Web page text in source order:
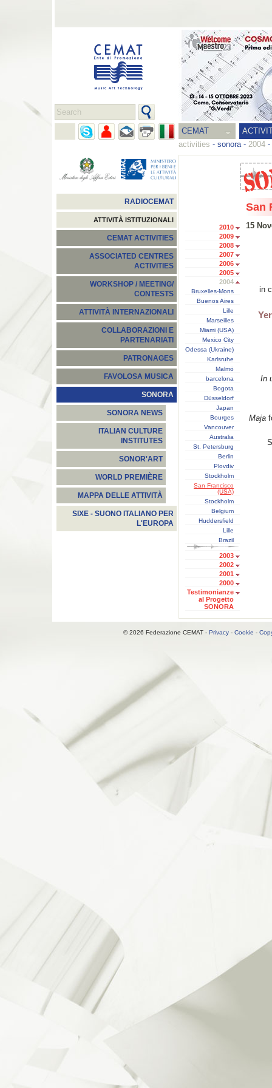
CEMAT
activities - sonora- 2004 -
RADIOCEMAT
ATTIVITÀ ISTITUZIONALI
CEMAT ACTIVITIES
ASSOCIATED CENTRES
ACTIVITIES
WORKSHOP / MEETING/
CONTESTS
ATTIVITÀ INTERNAZIONALI
COLLABORAZIONI E
PARTENARIATI
PATRONAGES
FAVOLOSA MUSICA
SONORA
SONORA NEWS
ITALIAN CULTURE
INSTITUTES
SONOR'ART
WORLD PREMIÈRE
MAPPA DELLE ATTIVITÀ
SIXE - SUONO ITALIANO PER
L'EUROPA
2010
2009
2008
2007
2006
2005
2004
Bruxelles-Mons
Buenos Aires
Lille
Marseilles
Miami (USA)
Mexico City
Odessa (Ukraine)
Karlsruhe
Malmö
barcelona
Bogota
Düsseldorf
Japan
Bourges
Vancouver
Australia
St. Petersburg
Berlin
Plovdiv
Stockholm
San Francisco
(USA)
Stockholm
Belgium
Huddersfield
Lille
Brazil
2003
2002
2001
2000
Testimonianze
al Progetto
SONORA
San
15
in
In
Maja
© 2026 Federazione CEMAT - Privacy - Cookie -